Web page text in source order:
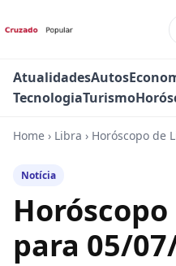
AtualidadesAutos
TecnologiaTurismo
Home › Libra › Horóscopo de
Notícia
para 05/